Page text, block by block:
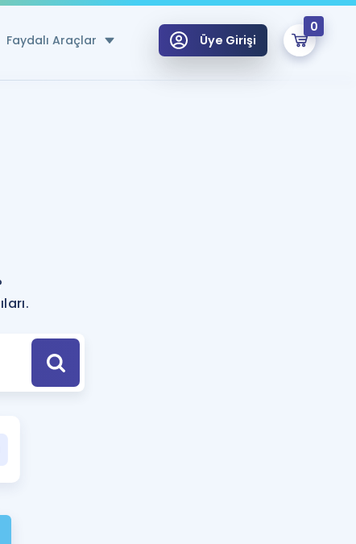
Faydalı Araçlar
Hesaplama Aracı
için Öneriler
Tek Takvimde
İlgili Haberler
Üye Girişi
0
Hoca ile seni sınava hazırlayacak onlarca eğitim seni bekliyor!